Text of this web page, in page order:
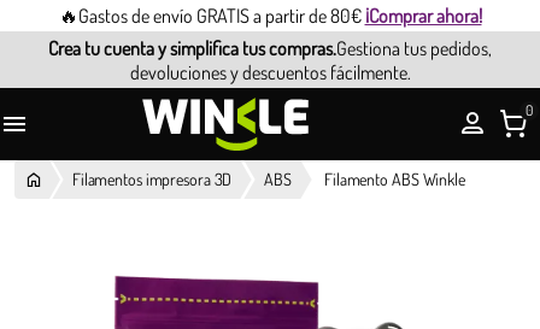
🔥Gastos de envío GRATIS a partir de 80€ ¡Comprar ahora!
Crea tu cuenta y simplifica tus compras.Gestiona tus pedidos,
devoluciones y descuentos fácilmente.
 0
Filamentos impresora 3D ABS Filamento ABS Winkle